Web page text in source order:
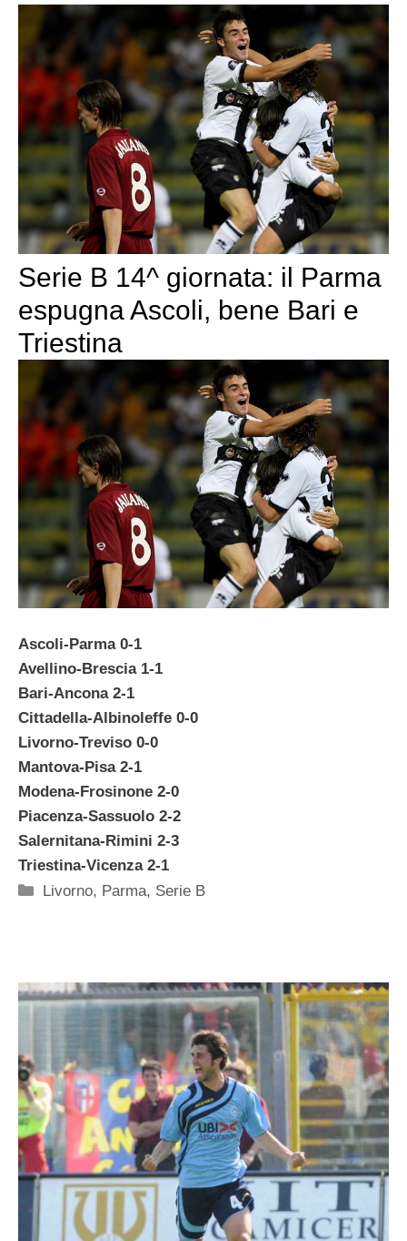
Serie B 14^ giornata: il Parma
espugna Ascoli, bene Bari e
Triestina
Ascoli-Parma 0-1
Avellino-Brescia 1-1
Bari-Ancona 2-1
Cittadella-Albinoleffe 0-0
Livorno-Treviso 0-0
Mantova-Pisa 2-1
Modena-Frosinone 2-0
Piacenza-Sassuolo 2-2
Salernitana-Rimini 2-3
Triestina-Vicenza 2-1
Categorie
Livorno, Parma, Serie B